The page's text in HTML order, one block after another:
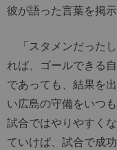
彼が語った言葉を掲示
「スタメンだった
れば、ゴールできる
であっても、結果を
い広島の守備をいつ
試合ではやりやすく
ていけば、試合で成